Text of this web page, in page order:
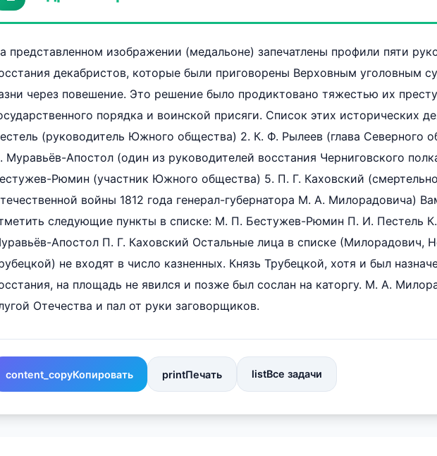
представленном изображении (медальоне) запечатлены профили пяти
декабристов, которые были приговорены Верховным уголовным
через повешение. Это решение было продиктовано тяжестью их
порядка и воинской присяги. Список этих исторических
(руководитель Южного общества) 2. К. Ф. Рылеев (глава Северного
Муравьёв-Апостол (один из руководителей восстания Черниговского
Рюмин (участник Южного общества) 5. П. Г. Каховский
войны 1812 года генерал-губернатора М. А. Милорадовича)
следующие пункты в списке: М. П. Бестужев-Рюмин П. И. Пестель
Апостол П. Г. Каховский Остальные лица в списке (Милорадович,
не входят в число казненных. Князь Трубецкой, хотя и был
на площадь не явился и позже был сослан на каторгу. М. А.
Отечества и пал от руки заговорщиков.
content_copyКопировать printПечать listВсе задачи